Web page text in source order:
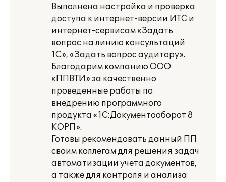
Выполнена настройка и проверка
доступа к интернет-версии ИТС и
интернет-сервисам «Задать
вопрос на линию консультаций
1С», «Задать вопрос аудитору».
Благодарим компанию ООО
«ППВТИ» за качественно
проведенные работы по
внедрению программного
продукта «1С:Документооборот 8
КОРП».
Готовы рекомендовать данный ПП
своим коллегам для решения задач
автоматизации учета документов,
а также для контроля и анализа